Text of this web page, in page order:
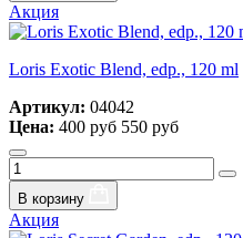
Акция
Loris Exotic Blend, edp., 120 ml
Артикул: 04042
Цена: 400 руб 550 руб
В корзину
Акция